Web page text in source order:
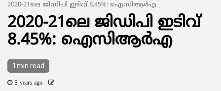
2020-21ലെ ജിഡിപി ഇടിവ് 8.45%: ഐസിആര്‍എ
2020-21ലെ ജിഡിപി ഇടിവ്
8.45%: ഐസിആര്‍എ
1 min read
5 years ago